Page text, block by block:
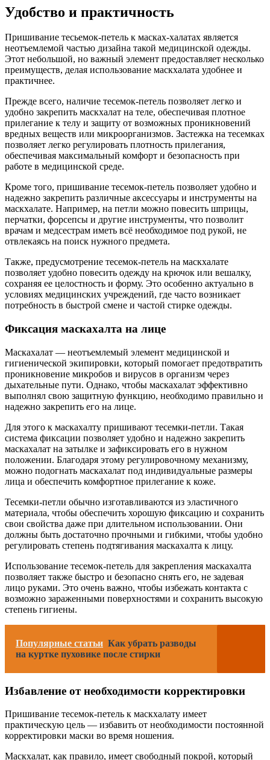
Удобство и практичность
Пришивание тесьемок-петель к масках-халатах является
неотъемлемой частью дизайна такой медицинской одежды.
Этот небольшой, но важный элемент предоставляет несколько
преимуществ, делая использование маскхалата удобнее и
практичнее.
Прежде всего, наличие тесемок-петель позволяет легко и
удобно закрепить маскхалат на теле, обеспечивая плотное
прилегание к телу и защиту от возможных проникновений
вредных веществ или микроорганизмов. Застежка на тесемках
позволяет легко регулировать плотность прилегания,
обеспечивая максимальный комфорт и безопасность при
работе в медицинской среде.
Кроме того, пришивание тесемок-петель позволяет удобно и
надежно закрепить различные аксессуары и инструменты на
маскхалате. Например, на петли можно повесить шприцы,
перчатки, форсепсы и другие инструменты, что позволит
врачам и медсестрам иметь всё необходимое под рукой, не
отвлекаясь на поиск нужного предмета.
Также, предусмотрение тесемок-петель на маскхалате
позволяет удобно повесить одежду на крючок или вешалку,
сохраняя ее целостность и форму. Это особенно актуально в
условиях медицинских учреждений, где часто возникает
потребность в быстрой смене и частой стирке одежды.
Фиксация маскахалта на лице
Маскахалат — неотъемлемый элемент медицинской и
гигиенической экипировки, который помогает предотвратить
проникновение микробов и вирусов в организм через
дыхательные пути. Однако, чтобы маскахалат эффективно
выполнял свою защитную функцию, необходимо правильно и
надежно закрепить его на лице.
Для этого к маскахалту пришивают тесемки-петли. Такая
система фиксации позволяет удобно и надежно закрепить
маскахалат на затылке и зафиксировать его в нужном
положении. Благодаря этому регулировочному механизму,
можно подогнать маскахалат под индивидуальные размеры
лица и обеспечить комфортное прилегание к коже.
Тесемки-петли обычно изготавливаются из эластичного
материала, чтобы обеспечить хорошую фиксацию и сохранить
свои свойства даже при длительном использовании. Они
должны быть достаточно прочными и гибкими, чтобы удобно
регулировать степень подтягивания маскахалта к лицу.
Использование тесемок-петель для закрепления маскахалта
позволяет также быстро и безопасно снять его, не задевая
лицо руками. Это очень важно, чтобы избежать контакта с
возможно зараженными поверхностями и сохранить высокую
степень гигиены.
Популярные статьи Как убрать разводы
на куртке пуховике после стирки
Избавление от необходимости корректировки
Пришивание тесемок-петель к маскхалату имеет
практическую цель — избавить от необходимости постоянной
корректировки маски во время ношения.
Маскхалат, как правило, имеет свободный покрой, который